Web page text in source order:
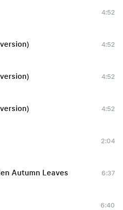
4:52
4:52
4:52
4:52
2:04
Autumn Leaves
6:37
6:40